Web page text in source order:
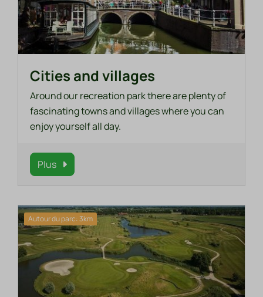
Cities and villages
Around our recreation park there are plenty of
fascinating towns and villages where you can
enjoy yourself all day.
Plus
Autour du parc: 3km